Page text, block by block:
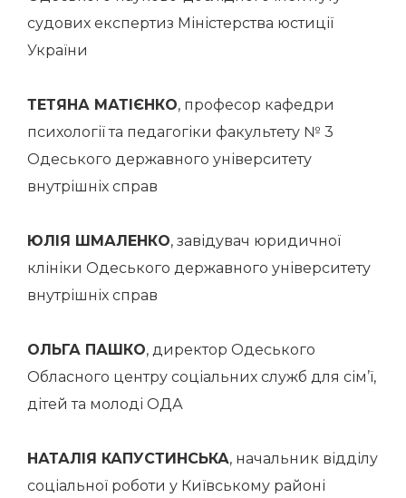
судових експертиз Міністерства юстиції
України
ТЕТЯНА МАТІЄНКО, професор кафедри
психології та педагогіки факультету № 3
Одеського державного університету
внутрішніх справ
ЮЛІЯ ШМАЛЕНКО, завідувач юридичної
клініки Одеського державного університету
внутрішніх справ
ОЛЬГА ПАШКО, директор Одеського
Обласного центру соціальних служб для сім’ї,
дітей та молоді ОДА
НАТАЛІЯ КАПУСТИНСЬКА, начальник відділу
соціальної роботи у Київському районі